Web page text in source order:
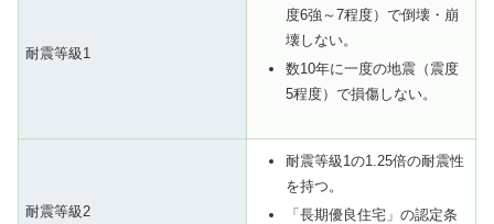
耐震等級1
度6強～7程度）で倒壊・崩
壊しない。
数10年に一度の地震（震度
5程度）で損傷しない。
耐震等級2
耐震等級1の1.25倍の耐震性
を持つ。
「長期優良住宅」の認定条